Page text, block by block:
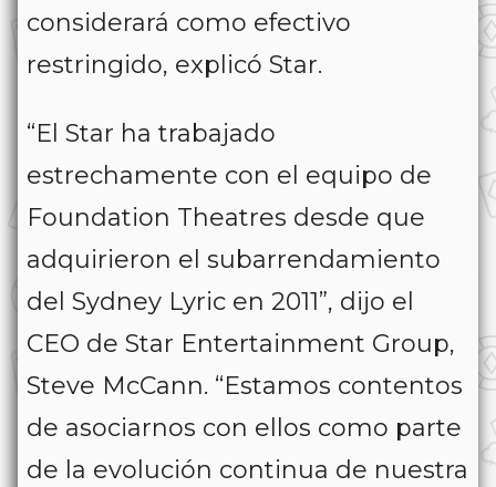
considerará como efectivo
restringido, explicó Star.
“El Star ha trabajado
estrechamente con el equipo de
Foundation Theatres desde que
adquirieron el subarrendamiento
del Sydney Lyric en 2011”, dijo el
CEO de Star Entertainment Group,
Steve McCann. “Estamos contentos
de asociarnos con ellos como parte
de la evolución continua de nuestra